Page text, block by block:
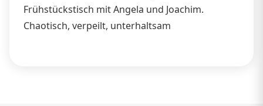
Frühstückstisch mit Angela und Joachim.
Chaotisch, verpeilt, unterhaltsam